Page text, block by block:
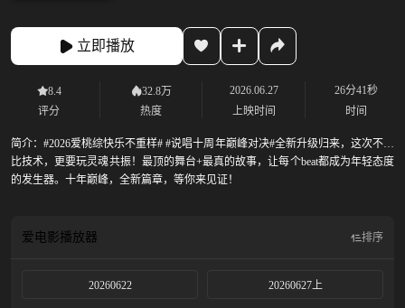
立即播放
8.4
评分
32.8万
热度
2026.06.27
上映时间
26分41秒
时间
简介：#2026爱桃综快乐不重样# #说唱十周年巅峰对决#全新升级归来，这次不止
比技术，更要玩灵魂共振！最顶的舞台+最真的故事，让每个beat都成为年轻态度
的发生器。十年巅峰，全新篇章，等你来见证！
爱电影播放器 排序
20260622 20260627上